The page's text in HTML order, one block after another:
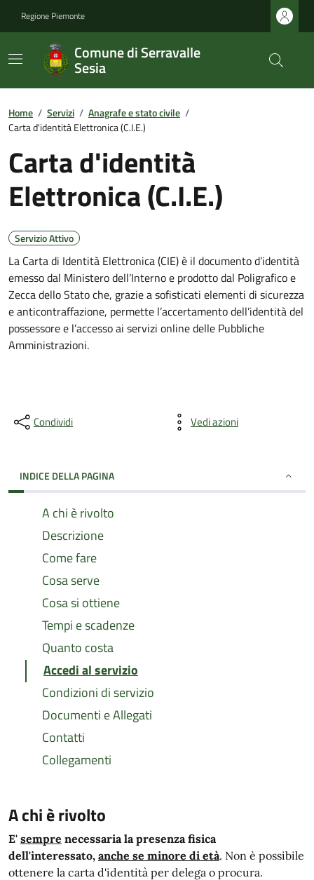
Regione Piemonte
Comune di Serravalle
Sesia
Home / Servizi / Anagrafe e stato civile /
Carta d'identità Elettronica (C.I.E.)
Carta d'identità
Elettronica (C.I.E.)
Servizio Attivo
La Carta di Identità Elettronica (CIE) è il documento d’identità
emesso dal Ministero dell’Interno e prodotto dal Poligrafico e
Zecca dello Stato che, grazie a sofisticati elementi di sicurezza
e anticontraffazione, permette l’accertamento dell’identità del
possessore e l’accesso ai servizi online delle Pubbliche
Amministrazioni.
Condividi Vedi azioni
INDICE DELLA PAGINA
A chi è rivolto
Descrizione
Come fare
Cosa serve
Cosa si ottiene
Tempi e scadenze
Quanto costa
Accedi al servizio
Condizioni di servizio
Documenti e Allegati
Contatti
Collegamenti
A chi è rivolto
E' sempre necessaria la presenza fisica
dell'interessato, anche se minore di età. Non è possibile
ottenere la carta d'identità per delega o procura.